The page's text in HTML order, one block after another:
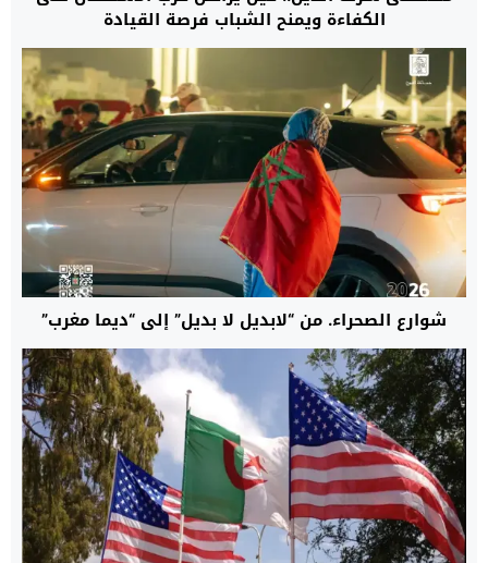
الكفاءة ويمنح الشباب فرصة القيادة
شوارع الصحراء. من “لابديل لا بديل” إلى “ديما مغرب”